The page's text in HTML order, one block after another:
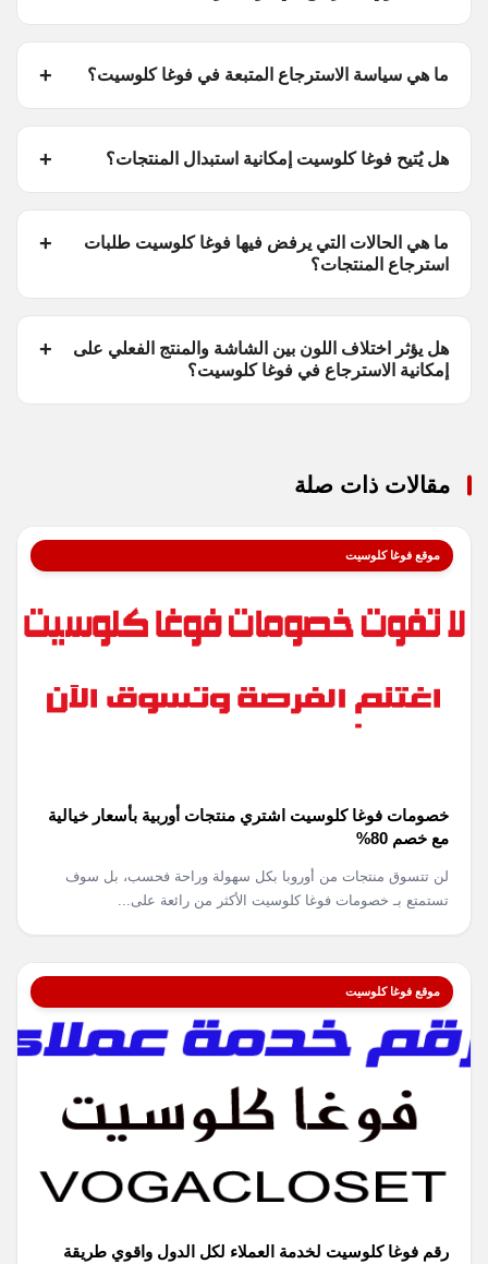
ما هي سياسة الاسترجاع المتبعة في فوغا كلوسيت؟
هل يُتيح فوغا كلوسيت إمكانية استبدال المنتجات؟
ما هي الحالات التي يرفض فيها فوغا كلوسيت طلبات
استرجاع المنتجات؟
هل يؤثر اختلاف اللون بين الشاشة والمنتج الفعلي على
إمكانية الاسترجاع في فوغا كلوسيت؟
مقالات ذات صلة
موقع فوغا كلوسيت
خصومات فوغا كلوسيت اشتري منتجات أوربية بأسعار خيالية
مع خصم 80%
لن تتسوق منتجات من أوروبا بكل سهولة وراحة فحسب، بل سوف
تستمتع بـ خصومات فوغا كلوسيت الأكثر من رائعة على...
موقع فوغا كلوسيت
رقم فوغا كلوسيت لخدمة العملاء لكل الدول واقوي طريقة